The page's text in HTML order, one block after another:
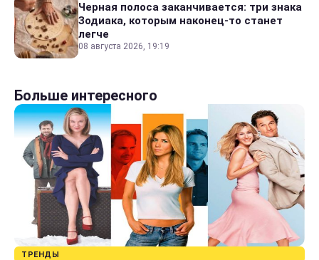
Черная полоса заканчивается: три знака
Зодиака, которым наконец-то станет
легче
08 августа 2026, 19:19
Больше интересного
ТРЕНДЫ